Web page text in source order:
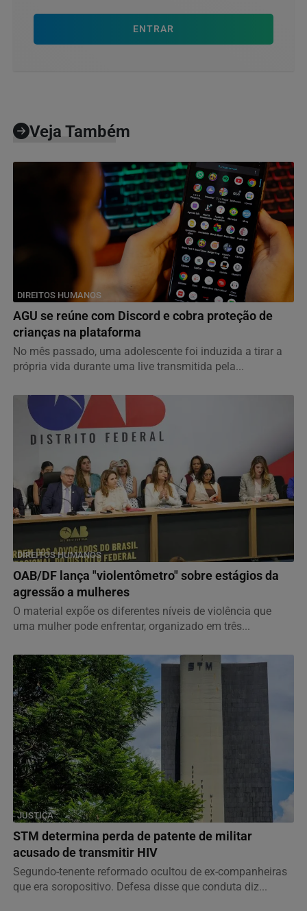
ENTRAR
Veja Também
DIREITOS HUMANOS
AGU se reúne com Discord e cobra proteção de
crianças na plataforma
No mês passado, uma adolescente foi induzida a tirar a
própria vida durante uma live transmitida pela...
DIREITOS HUMANOS
OAB/DF lança "violentômetro" sobre estágios da
agressão a mulheres
O material expõe os diferentes níveis de violência que
uma mulher pode enfrentar, organizado em três...
JUSTIÇA
STM determina perda de patente de militar
acusado de transmitir HIV
Segundo-tenente reformado ocultou de ex-companheiras
que era soropositivo. Defesa disse que conduta diz...